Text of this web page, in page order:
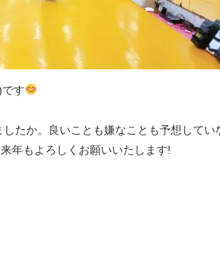
す
たか。良いことも嫌なことも予想して
年もよろしくお願いいたします!